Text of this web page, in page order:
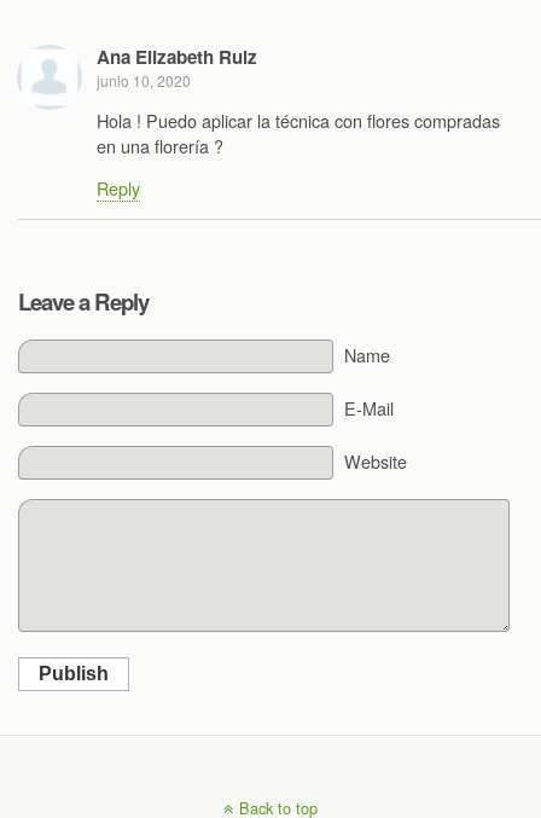
Ana Elizabeth Ruiz
junio 10, 2020
Hola ! Puedo aplicar la técnica con flores compradas
en una florería ?
Reply
Leave a Reply
Name
E-Mail
Website
Publish
Back to top